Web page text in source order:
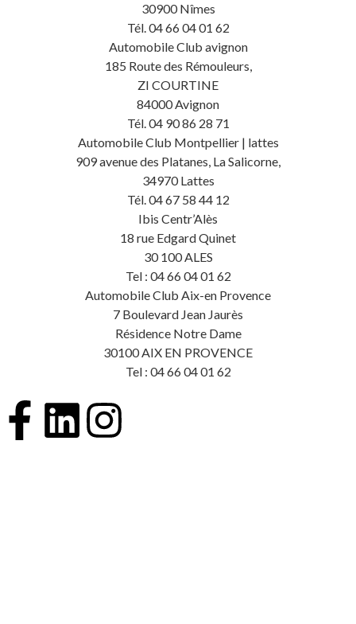
30900 Nîmes
Tél. 04 66 04 01 62
Automobile Club avignon
185 Route des Rémouleurs,
ZI COURTINE
84000 Avignon
Tél. 04 90 86 28 71
Automobile Club Montpellier | lattes
909 avenue des Platanes, La Salicorne,
34970 Lattes
Tél. 04 67 58 44 12
Ibis Centr’Alès
18 rue Edgard Quinet
30 100 ALES
Tel : 04 66 04 01 62
Automobile Club Aix-en Provence
7 Boulevard Jean Jaurès
Résidence Notre Dame
30100 AIX EN PROVENCE
Tel : 04 66 04 01 62